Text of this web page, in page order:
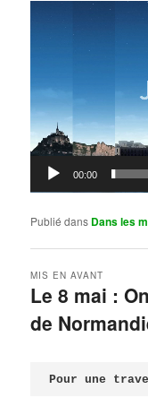
00:00
Publié dans Dans les
Le 8 mai :
de
MIS EN AVANT
Pour une